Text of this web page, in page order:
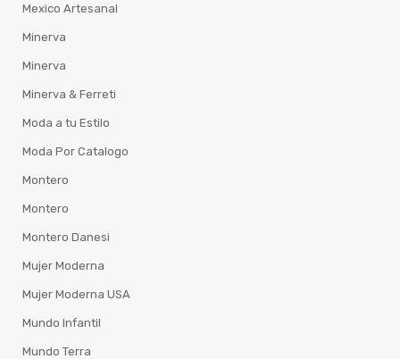
Mexico Artesanal
Minerva
Minerva
Minerva & Ferreti
Moda a tu Estilo
Moda Por Catalogo
Montero
Montero
Montero Danesi
Mujer Moderna
Mujer Moderna USA
Mundo Infantil
Mundo Terra